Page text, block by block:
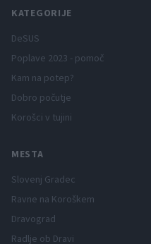
KATEGORIJE
DeSUS
Poplave 2023 - pomoč
Kam na potep?
Dobro počutje
Korošci v tujini
MESTA
Slovenj Gradec
Ravne na Koroškem
Dravograd
Radlje ob Dravi